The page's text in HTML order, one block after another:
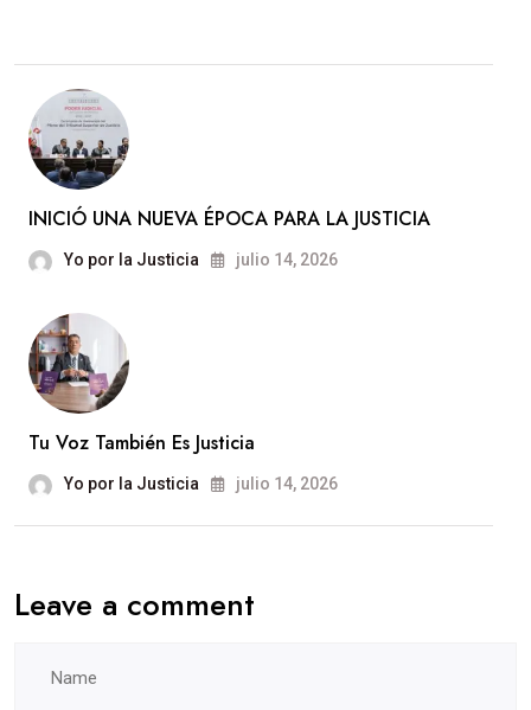
INICIÓ UNA NUEVA ÉPOCA PARA LA JUSTICIA
Yo por la Justicia julio 14, 2026
Tu Voz También Es Justicia
Yo por la Justicia julio 14, 2026
Leave a comment